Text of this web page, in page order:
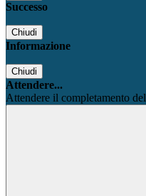
Successo
Chiudi
Informazione
Chiudi
Attendere...
Attendere il completamento